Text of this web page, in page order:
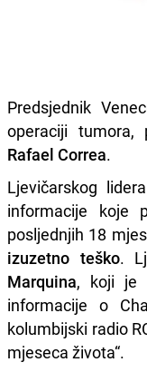
Predsjednik
operaciji tumora,
Rafael Correa.
Ljevičarskog
informacije koje
posljednjih 18
izuzetno teško.
Marquina, koji je
informacije o
kolumbijski radio
mjeseca života“.